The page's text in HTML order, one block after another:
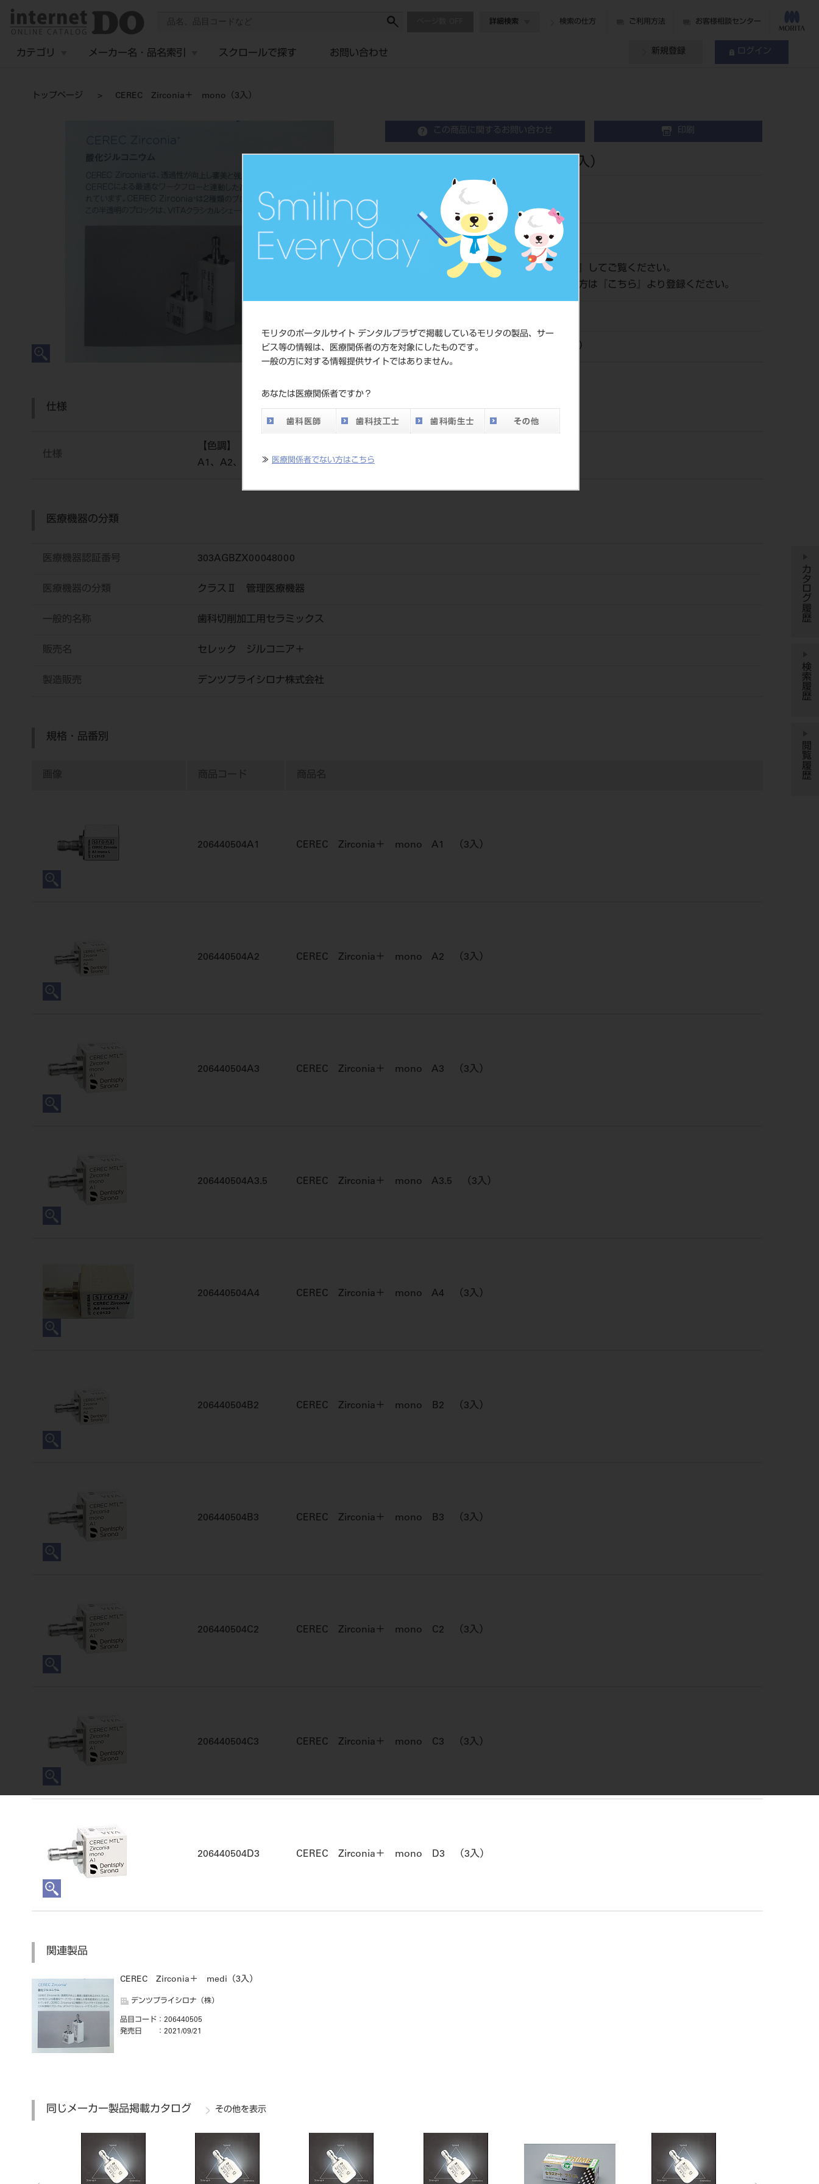
モリタのポータルサイト デンタルプラザで掲載しているモリタの製品、サー
ビス等の情報は、医療関係者の方を対象にしたものです。
一般の方に対する情報提供サイトではありません。
あなたは医療関係者ですか？
≫ 医療関係者でない方はこちら
詳細検索 検索の仕方 ご利用方法 お客様相談センター
カテゴリ メーカー名・品名索引 スクロールで探す お問い合わせ 新規登録 ログイン
トップページ CEREC Zirconia＋ mono（3入）
この商品に関するお問い合わせ 印刷
CEREC Zirconia＋ mono（3入）
歯科切削加工用セラミックス
品目コード 206440504
価格の確認は『 ログイン
』してご覧ください。
ネット会員登録がまだの方は『
こちら 』より登録ください。
メーカー デンツプライシロナ（株）
仕様
仕様
【色調】
A1、A2、A3、A3.5、A4、B2、B3、C2、C3、D3
医療機器の分類
医療機器認証番号 303AGBZX00048000
医療機器の分類 クラスⅡ 管理医療機器
一般的名称 歯科切削加工用セラミックス
販売名 セレック ジルコニア＋
製造販売 デンツプライシロナ株式会社
規格・品番別
画像 商品コード 商品名
206440504A1 CEREC Zirconia＋ mono A1 （3入）
206440504A2 CEREC Zirconia＋ mono A2 （3入）
206440504A3 CEREC Zirconia＋ mono A3 （3入）
206440504A3.5 CEREC Zirconia＋ mono A3.5 （3入）
206440504A4 CEREC Zirconia＋ mono A4 （3入）
206440504B2 CEREC Zirconia＋ mono B2 （3入）
206440504B3 CEREC Zirconia＋ mono B3 （3入）
206440504C2 CEREC Zirconia＋ mono C2 （3入）
206440504C3 CEREC Zirconia＋ mono C3 （3入）
206440504D3 CEREC Zirconia＋ mono D3 （3入）
関連製品
CEREC Zirconia＋ medi（3入）
デンツプライシロナ（株）
品目コード ：206440505
発売日
：2021/09/21
同じメーカー製品掲載カタログ その他を表示
カタログ履歴
検索履歴
閲覧履歴